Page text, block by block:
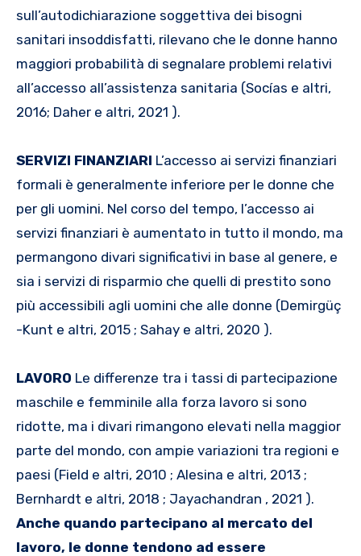
sull’autodichiarazione soggettiva dei bisogni
sanitari insoddisfatti, rilevano che le donne hanno
maggiori probabilità di segnalare problemi relativi
all’accesso all’assistenza sanitaria (Socías e altri,
2016; Daher e altri, 2021 ).
SERVIZI FINANZIARI L’accesso ai servizi finanziari
formali è generalmente inferiore per le donne che
per gli uomini. Nel corso del tempo, l’accesso ai
servizi finanziari è aumentato in tutto il mondo, ma
permangono divari significativi in ​​base al genere, e
sia i servizi di risparmio che quelli di prestito sono
più accessibili agli uomini che alle donne (Demirgüç
-Kunt e altri, 2015 ; Sahay e altri, 2020 ).
LAVORO Le differenze tra i tassi di partecipazione
maschile e femminile alla forza lavoro si sono
ridotte, ma i divari rimangono elevati nella maggior
parte del mondo, con ampie variazioni tra regioni e
paesi (Field e altri, 2010 ; Alesina e altri, 2013 ;
Bernhardt e altri, 2018 ; Jayachandran , 2021 ).
Anche quando partecipano al mercato del
lavoro, le donne tendono ad essere